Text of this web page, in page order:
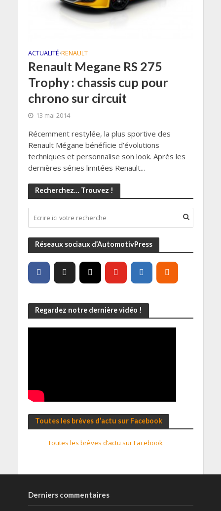
ACTUALITÉ•RENAULT
Renault Megane RS 275
Trophy : chassis cup pour
chrono sur circuit
13 mai 2014
Récemment restylée, la plus sportive des
Renault Mégane bénéficie d’évolutions
techniques et personnalise son look. Après les
dernières séries limitées Renault...
Recherchez… Trouvez !
Réseaux sociaux d’AutomotivPress
Regardez notre dernière vidéo !
Toutes les brèves d’actu sur Facebook
Toutes les brèves d’actu sur Facebook
Derniers commentaires